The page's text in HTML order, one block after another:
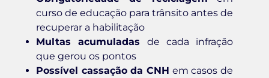
curso de educação para trânsito antes de
recuperar a habilitação
Multas acumuladas de cada infração
que gerou os pontos
Possível cassação da CNH em casos de